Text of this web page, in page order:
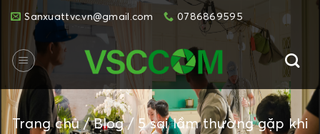
content
Sanxuattvc.vn@gmail.com 0786869595
Trang chủ/Blog/ 5 sai lầm thường gặp khi